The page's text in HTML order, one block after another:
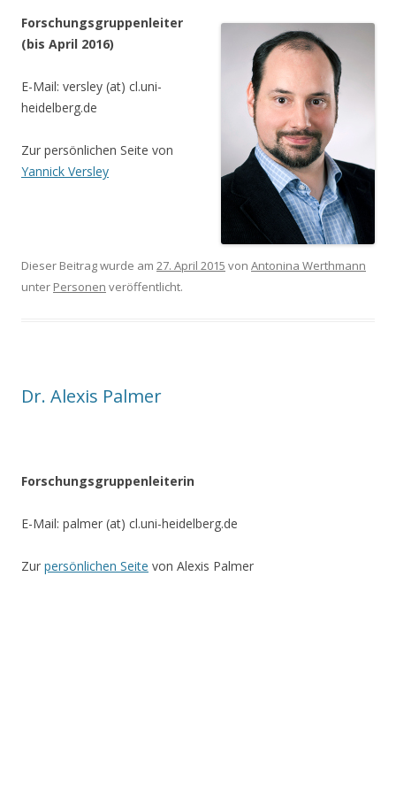
Forschungsgruppenleiter
(bis April 2016)
E-Mail: versley (at) cl.uni-
heidelberg.de
Zur persönlichen Seite von
Yannick Versley
Dieser Beitrag wurde am 27. April 2015 von Antonina Werthmann
unter Personen veröffentlicht.
Dr. Alexis Palmer
Forschungsgruppenleiterin
E-Mail: palmer (at) cl.uni-heidelberg.de
Zur persönlichen Seite von Alexis Palmer